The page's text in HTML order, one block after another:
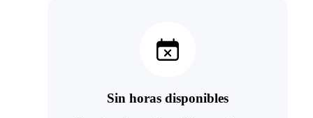
Sin horas disponibles